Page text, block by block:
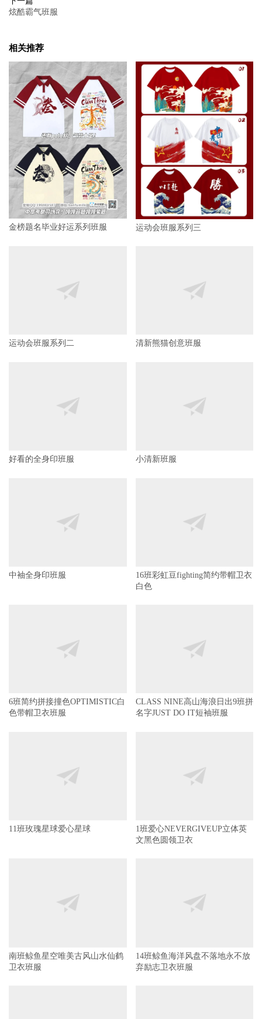
炫酷霸气班服
相关推荐
金榜题名毕业好运系列班服 运动会班服系列三
运动会班服系列二 清新熊猫创意班服
好看的全身印班服
中袖全身印班服
16班彩虹豆fighting简约带帽卫衣
6班简约拼接撞色OPTIMISTIC白
色带帽卫衣班服
CLASS NINE高山海浪日出9班拼
名字JUST DO IT短袖班服
11班玫瑰星球爱心星球
1班爱心NEVERGIVEUP立体英
文黑色圆领卫衣